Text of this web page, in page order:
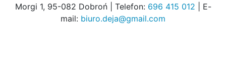
Morgi 1, 95-082 Dobroń | Telefon: 696 415 012 | E-
mail: biuro.deja@gmail.com